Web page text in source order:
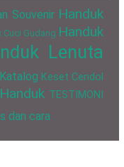
Souvenir Handuk
Cuci Gudang Handuk
Lenuta
Katalog Keset Cendol
TESTIMONI
dan cara